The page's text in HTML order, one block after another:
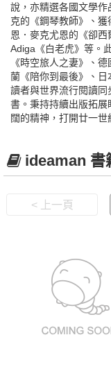
說，亦精選各國文學
克的《鋼琴教師》、
恩．麥克尤恩的《卻
Adiga《白老虎》等。
《時空旅人之妻》、
蘭《陪你到最後》、
讀者與世界流行閱讀
書。秉持持續出版拓展
闊的精神，打開廿一世
ideaman 書
< 上一頁